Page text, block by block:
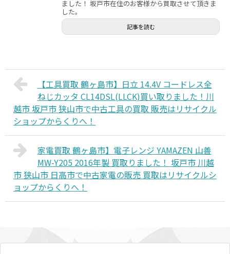
ました！ 坂戸市在住のお客様から買取させて頂きま
した。
記事を読む
【工具買取 鶴ヶ島市】日立 14.4V コードレス全
ねじカッタ CL14DSL(LLCK)買い取りました！川
越市 坂戸市 狭山市で中古工具の買取 販売はリサイクル
ショップからくりへ！
家電買取 鶴ヶ島市】電子レンジ YAMAZEN 山善
MW-Y205 2016年製 買取りました！ 坂戸市 川越
市 狭山市 日高市で中古家電の販売 買取はリサイクルシ
ョップからくりへ！